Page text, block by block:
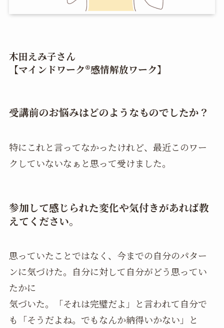
木田えみ子さん
【マインドワーク®︎感情解放ワーク】
受講前のお悩みはどのようなものでしたか？
特にこれと言ってなかったけれど、最近このワー
クしていないなぁと思って受けました。
参加して感じられた変化や気付きがあれば教
えてください。
思っていたことではなく、今までの自分のパター
ンに気づけた。自分に対して自分がどう思ってい
たかに
気づいた。「それは完璧だよ」と言われて自分で
も「そうだよね。でもなんか納得いかない」と